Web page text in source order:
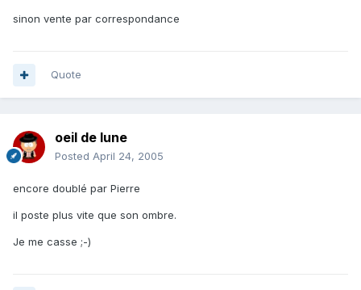
sinon vente par correspondance
Quote
oeil de lune
Posted April 24, 2005
encore doublé par Pierre
il poste plus vite que son ombre.
Je me casse ;-)